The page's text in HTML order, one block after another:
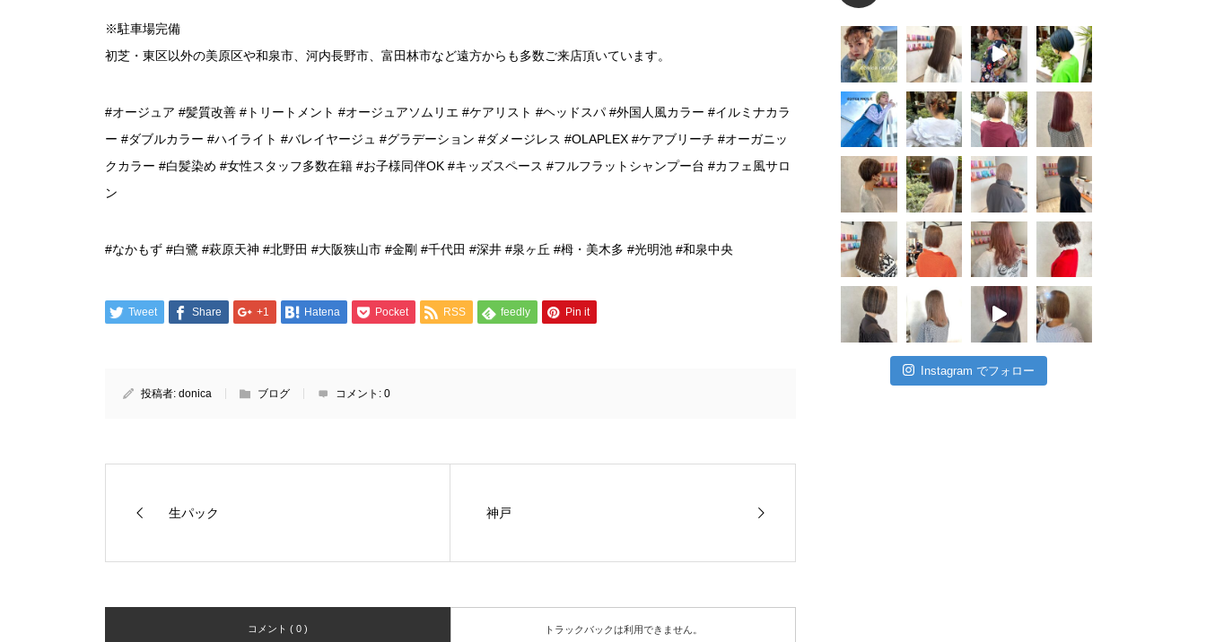
※駐車場完備
初芝・東区以外の美原区や和泉市、河内長野市、富田林市など遠方からも多数ご来店頂いています。
#オージュア #髪質改善 #トリートメント #オージュアソムリエ #ケアリスト #ヘッドスパ #外国人風カラー #イルミナカラ
ー #ダブルカラー #ハイライト #バレイヤージュ #グラデーション #ダメージレス #OLAPLEX #ケアブリーチ #オーガニッ
クカラー #白髪染め #女性スタッフ多数在籍 #お子様同伴OK #キッズスペース #フルフラットシャンプー台 #カフェ風サロ
ン
#なかもず #白鷺 #萩原天神 #北野田 #大阪狭山市 #金剛 #千代田 #深井 #泉ヶ丘 #栂・美木多 #光明池 #和泉中央
Tweet Share +1 Hatena Pocket RSS feedly Pin it
投稿者: donica ブログ コメント: 0
生パック 神戸
コメント ( 0 ) トラックバックは利用できません。
Instagram でフォロー